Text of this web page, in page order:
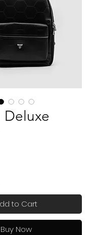
Deluxe
to Cart
Buy Now